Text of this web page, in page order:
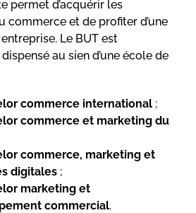
permet d’acquérir les
commerce et de profiter d’une
Le BUT est
au sien d’une école de
commerce international ;
commerce et marketing du
commerce, marketing et
digitales ;
marketing et
commercial.